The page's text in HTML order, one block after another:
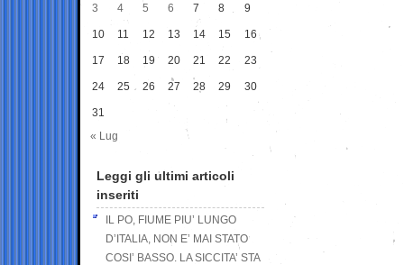
3 4 5 6 7 8 9
10 11 12 13 14 15 16
17 18 19 20 21 22 23
24 25 26 27 28 29 30
31
« Lug
Leggi gli ultimi articoli
inseriti
IL PO, FIUME PIU’ LUNGO
D’ITALIA, NON E’ MAI STATO
COSI’ BASSO. LA SICCITA’ STA